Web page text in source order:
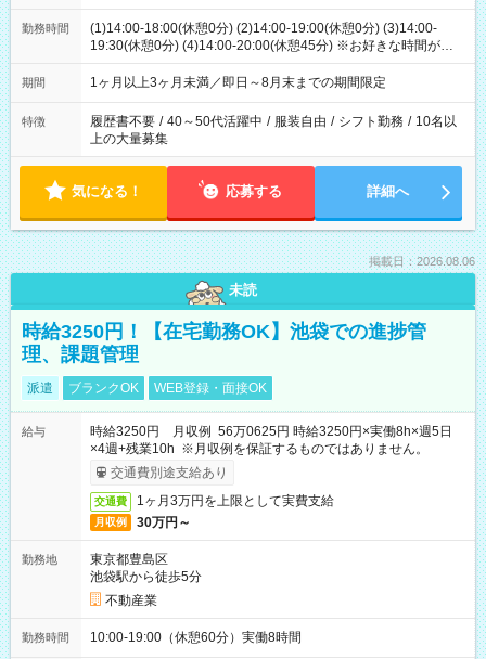
勤務時間
(1)14:00-18:00(休憩0分) (2)14:00-19:00(休憩0分) (3)14:00-
19:30(休憩0分) (4)14:00-20:00(休憩45分) ※お好きな時間が選べ
ます
期間 1ヶ月以上3ヶ月未満／即日～8月末までの期間限定
特徴 履歴書不要 / 40～50代活躍中 / 服装自由 / シフト勤務 / 10名以
上の大量募集
気になる！ 応募する 詳細へ
掲載日：2026.08.06
未読
時給3250円！【在宅勤務OK】池袋での進捗管
理、課題管理
派遣 ブランクOK WEB登録・面接OK
給与
時給3250円 月収例 56万0625円 時給3250円×実働8h×週5日
×4週+残業10h ※月収例を保証するものではありません。
交通費別途支給あり
交通費 1ヶ月3万円を上限として実費支給
月収例 30万円～
勤務地
東京都豊島区
池袋駅から徒歩5分
不動産業
勤務時間 10:00-19:00（休憩60分）実働8時間